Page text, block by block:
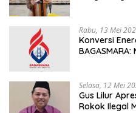
Rabu, 13 Mei
Konversi
Selasa, 12 Mei
Gus Lilur
Rokok Ilegal